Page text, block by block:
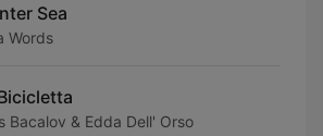
Sea
Words
Bacalov & Edda Dell' Orso